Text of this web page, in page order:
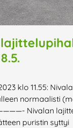
klo 11.55:
normaalisti
Nivalan
puristin syttyi